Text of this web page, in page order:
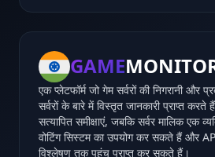
GAME
एक प्लेटफॉर्म जो गेम सर्वरों की निगरानी और
सर्वरों के बारे में विस्तृत जानकारी प्राप्त
सत्यापित समीक्षाएं, जबकि सर्वर मालिक एक
वोटिंग सिस्टम का उपयोग कर सकते हैं और
विश्लेषण तक पहुंच प्राप्त कर सकते हैं।